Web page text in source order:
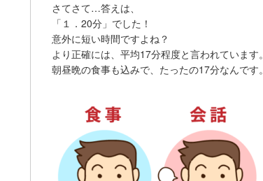
さてさて…答えは、
「１．20分」でした！
意外に短い時間ですよね？
より正確には、平均17分程度と言われています。
朝昼晩の食事も込みで、たったの17分なんです。